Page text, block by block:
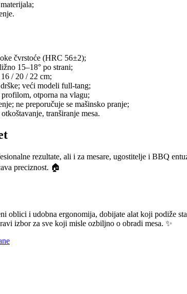
čvrstoće (HRC 56±2);
15–18° po strani;
/ 20 / 22 cm;
veći modeli full‑tang;
otporna na vlagu;
ne preporučuje se mašinsko pranje;
tranširanje mesa.
rezultate, ali i za mesare, ugostitelje i BBQ
preciznost. 🏠
oblici i udobna ergonomija, dobijate alat koji podiže
izbor za sve koji misle ozbiljno o obradi mesa. ✨